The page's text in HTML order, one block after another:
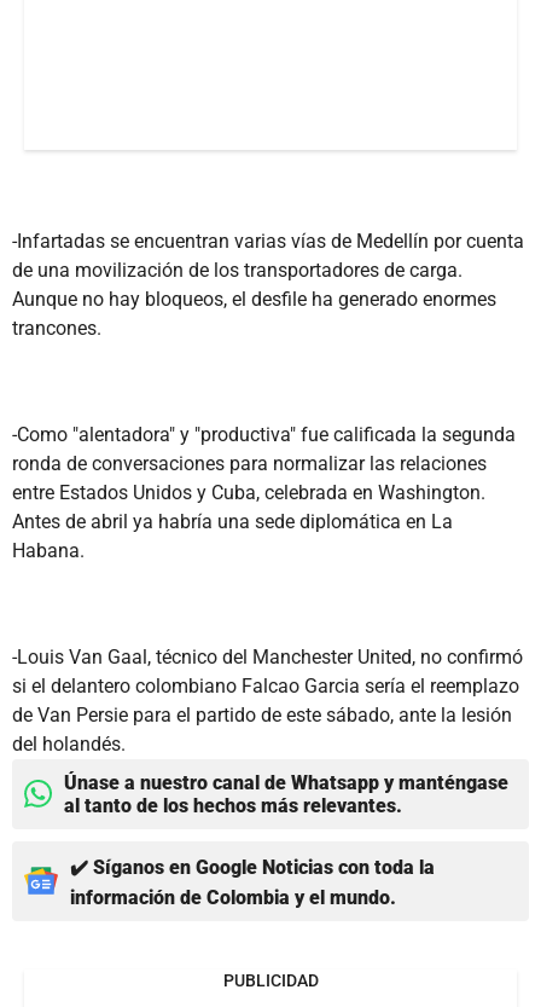
-Infartadas se encuentran varias vías de Medellín por cuenta
de una movilización de los transportadores de carga.
Aunque no hay bloqueos, el desfile ha generado enormes
trancones.
-Como "alentadora" y "productiva" fue calificada la segunda
ronda de conversaciones para normalizar las relaciones
entre Estados Unidos y Cuba, celebrada en Washington.
Antes de abril ya habría una sede diplomática en La
Habana.
-Louis Van Gaal, técnico del Manchester United, no confirmó
si el delantero colombiano Falcao Garcia sería el reemplazo
de Van Persie para el partido de este sábado, ante la lesión
del holandés.
Únase a nuestro canal de Whatsapp y manténgase
al tanto de los hechos más relevantes.
✔️ Síganos en Google Noticias con toda la
información de Colombia y el mundo.
PUBLICIDAD